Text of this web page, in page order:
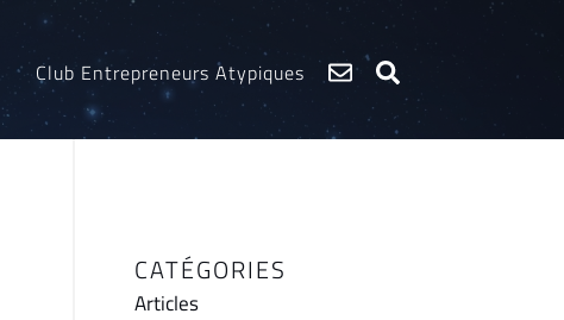
Club Entrepreneurs Atypiques
CATÉGORIES
Articles